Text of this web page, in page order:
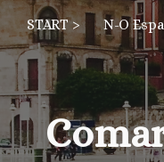
Skip to main content
START > N-O